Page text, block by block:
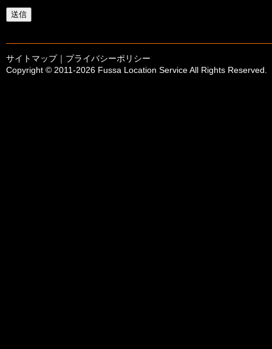
サイトマップ｜ プライバシーポリシー
Copyright © 2011-2026 Fussa Location Service All Rights Reserved.